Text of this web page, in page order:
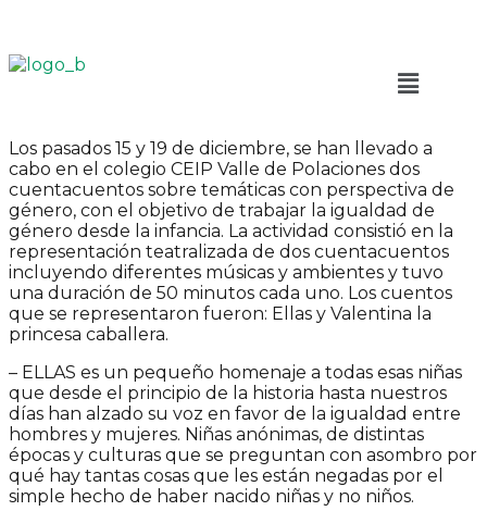
Los pasados 15 y 19 de diciembre, se han llevado a
cabo en el colegio CEIP Valle de Polaciones dos
cuentacuentos sobre temáticas con perspectiva de
género, con el objetivo de trabajar la igualdad de
género desde la infancia. La actividad consistió en la
representación teatralizada de dos cuentacuentos
incluyendo diferentes músicas y ambientes y tuvo
una duración de 50 minutos cada uno. Los cuentos
que se representaron fueron: Ellas y Valentina la
princesa caballera.
– ELLAS es un pequeño homenaje a todas esas niñas
que desde el principio de la historia hasta nuestros
días han alzado su voz en favor de la igualdad entre
hombres y mujeres. Niñas anónimas, de distintas
épocas y culturas que se preguntan con asombro por
qué hay tantas cosas que les están negadas por el
simple hecho de haber nacido niñas y no niños.